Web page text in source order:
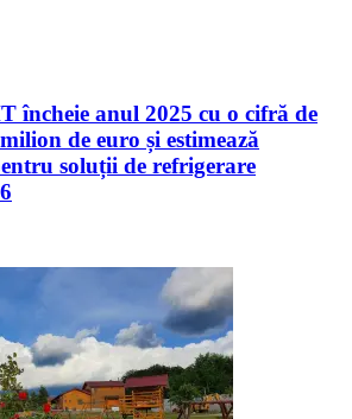
încheie anul 2025 cu o cifră de
de euro și estimează
soluții de refrigerare